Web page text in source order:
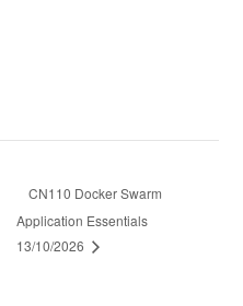
CN110 Docker Swarm
Application Essentials
13/10/2026